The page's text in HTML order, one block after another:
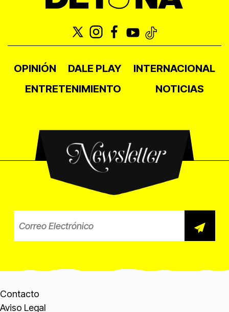
OPINIÓN DALE PLAY
INTERNACIONAL
ENTRETENIMIENTO
NOTICIAS
Newsletter
Contacto
Aviso Legal